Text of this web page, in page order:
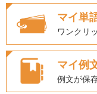
マイ単
ワンクリ
マイ例
例文が保